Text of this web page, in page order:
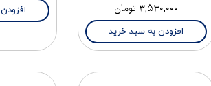
۳,۵۳۰,۰۰۰ تومان
افزودن به سبد خرید